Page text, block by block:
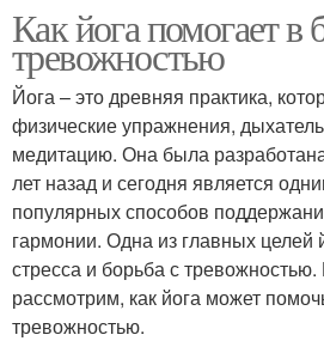
Как йога помогает в
тревожностью
Йога – это древняя практика,
физические упражнения,
медитацию. Она была
лет назад и сегодня является
популярных способов
гармонии. Одна из главных целей
стресса и борьба с
рассмотрим, как йога может
тревожностью.